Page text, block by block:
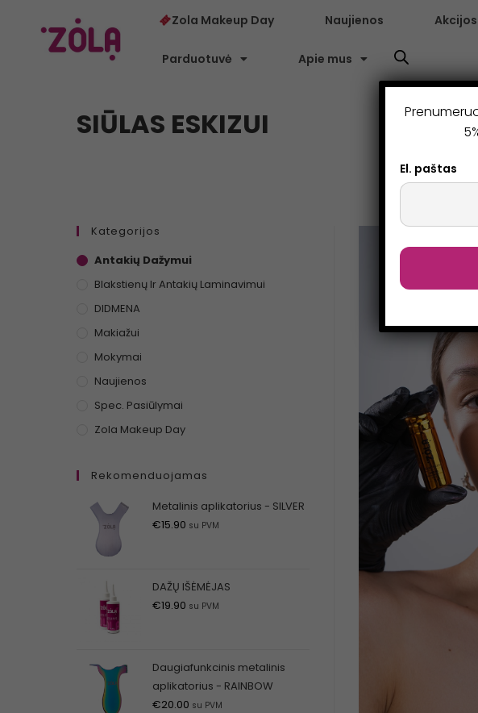
Zola Makeup Day Naujienos Akcijos
Parduotuvė Apie mus
SIŪLAS ESKIZUI
Kategorijos
Antakių Dažymui
Blakstienų Ir Antakių Laminavimui
DIDMENA
Makiažui
Mokymai
Naujienos
Spec. Pasiūlymai
Zola Makeup Day
Rekomenduojamas
Metalinis aplikatorius - SILVER
€15.90 su PVM
DAŽŲ IŠĖMĖJAS
€19.90 su PVM
Daugiafunkcinis metalinis
aplikatorius - RAINBOW
€20.00 su PVM
El. paštas